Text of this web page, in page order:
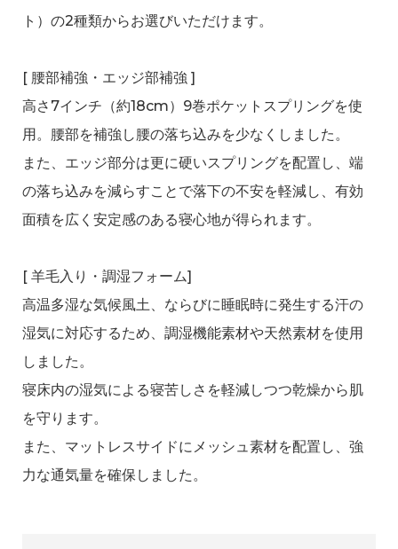
ト）の2種類からお選びいただけます。
[ 腰部補強・エッジ部補強 ]
高さ7インチ（約18cm）9巻ポケットスプリングを使
用。腰部を補強し腰の落ち込みを少なくしました。
また、エッジ部分は更に硬いスプリングを配置し、端
の落ち込みを減らすことで落下の不安を軽減し、有効
面積を広く安定感のある寝心地が得られます。
[ 羊毛入り・調湿フォーム]
高温多湿な気候風土、ならびに睡眠時に発生する汗の
湿気に対応するため、調湿機能素材や天然素材を使用
しました。
寝床内の湿気による寝苦しさを軽減しつつ乾燥から肌
を守ります。
また、マットレスサイドにメッシュ素材を配置し、強
力な通気量を確保しました。